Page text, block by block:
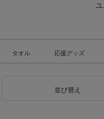
タオル 応援グッズ
並び替え